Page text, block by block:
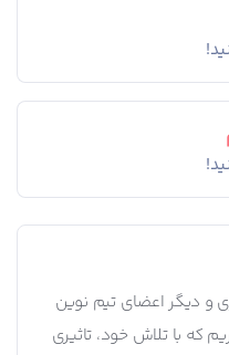
و دیگر اعضای تیم نوین
که با تلاش خود، تاثیری